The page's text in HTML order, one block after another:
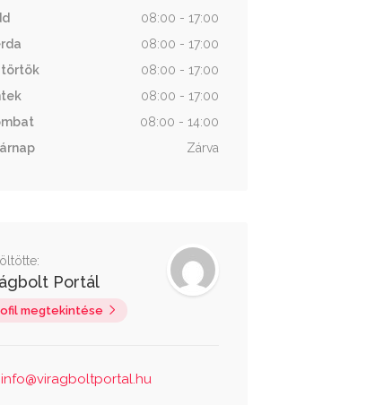
08:00 - 17:00
08:00 - 17:00
08:00 - 17:00
08:00 - 17:00
08:00 - 14:00
Zárva
Portál
megtekintése
info@viragboltportal.hu